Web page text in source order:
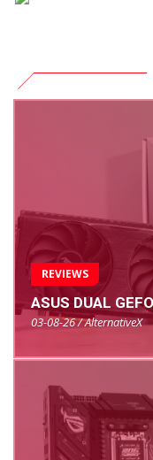
REVIEWS
ASUS DUAL
03-08-26 / AlternativeX